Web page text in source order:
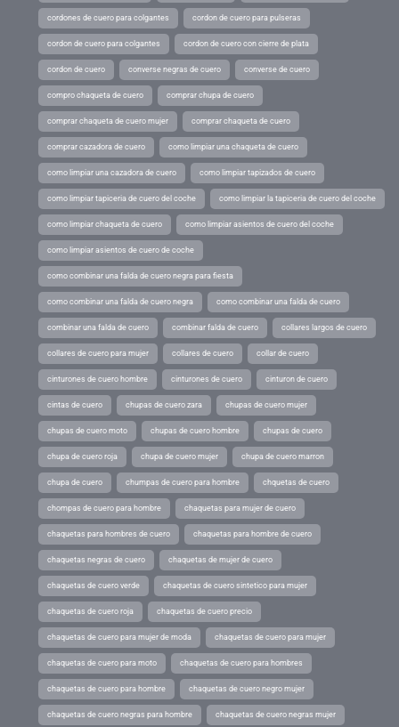
cordones de cuero para colgantes cordon de cuero para pulseras
cordon de cuero para colgantes cordon de cuero con cierre de plata
cordon de cuero converse negras de cuero converse de cuero
compro chaqueta de cuero comprar chupa de cuero
comprar chaqueta de cuero mujer comprar chaqueta de cuero
comprar cazadora de cuero como limpiar una chaqueta de cuero
como limpiar una cazadora de cuero como limpiar tapizados de cuero
como limpiar tapiceria de cuero del coche como limpiar la tapiceria de cuero del coche
como limpiar chaqueta de cuero como limpiar asientos de cuero del coche
como limpiar asientos de cuero de coche
como combinar una falda de cuero negra para fiesta
como combinar una falda de cuero negra como combinar una falda de cuero
combinar una falda de cuero combinar falda de cuero collares largos de cuero
collares de cuero para mujer collares de cuero collar de cuero
cinturones de cuero hombre cinturones de cuero cinturon de cuero
cintas de cuero chupas de cuero zara chupas de cuero mujer
chupas de cuero moto chupas de cuero hombre chupas de cuero
chupa de cuero roja chupa de cuero mujer chupa de cuero marron
chupa de cuero chumpas de cuero para hombre chquetas de cuero
chompas de cuero para hombre chaquetas para mujer de cuero
chaquetas para hombres de cuero chaquetas para hombre de cuero
chaquetas negras de cuero chaquetas de mujer de cuero
chaquetas de cuero verde chaquetas de cuero sintetico para mujer
chaquetas de cuero roja chaquetas de cuero precio
chaquetas de cuero para mujer de moda chaquetas de cuero para mujer
chaquetas de cuero para moto chaquetas de cuero para hombres
chaquetas de cuero para hombre chaquetas de cuero negro mujer
chaquetas de cuero negras para hombre chaquetas de cuero negras mujer